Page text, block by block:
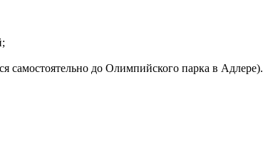
самостоятельно до Олимпийского парка в Адлере).